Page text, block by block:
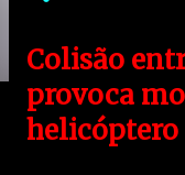
Colisão
provoca
helicóptero